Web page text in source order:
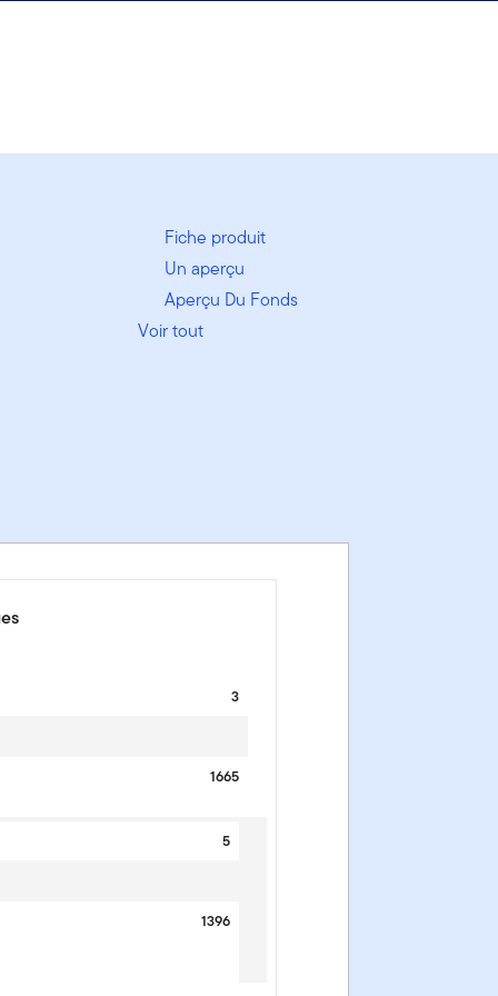
Fiche produit
Un aperçu
Aperçu Du Fonds
Voir tout
3
1665
5
1396